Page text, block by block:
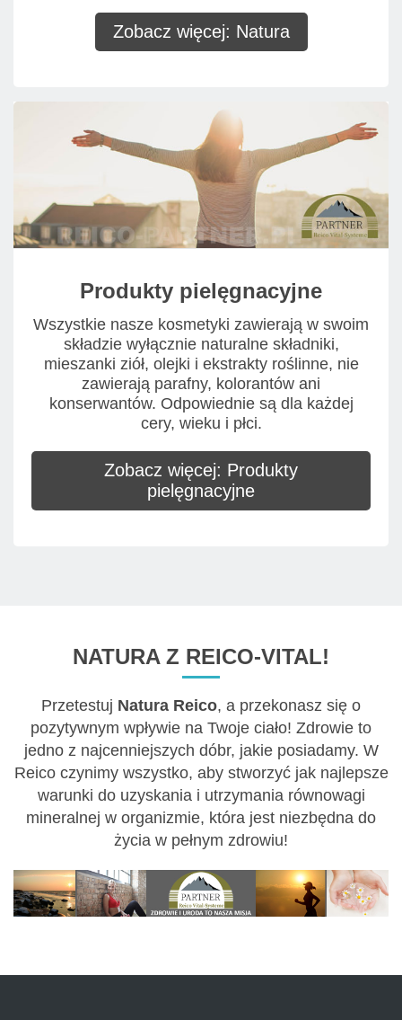
Zobacz więcej: Natura
Produkty pielęgnacyjne
Wszystkie nasze kosmetyki zawierają w swoim
składzie wyłącznie naturalne składniki,
mieszanki ziół, olejki i ekstrakty roślinne, nie
zawierają parafny, kolorantów ani
konserwantów. Odpowiednie są dla każdej
cery, wieku i płci.
Zobacz więcej: Produkty
pielęgnacyjne
NATURA Z REICO-VITAL!
Przetestuj Natura Reico, a przekonasz się o
pozytywnym wpływie na Twoje ciało! Zdrowie to
jedno z najcenniejszych dóbr, jakie posiadamy. W
Reico czynimy wszystko, aby stworzyć jak najlepsze
warunki do uzyskania i utrzymania równowagi
mineralnej w organizmie, która jest niezbędna do
życia w pełnym zdrowiu!